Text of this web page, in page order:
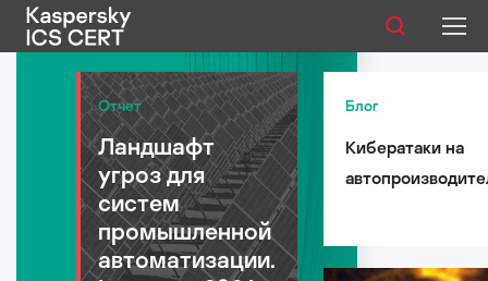
Публикации
Услуги
Уязвимости
Статистика
Отчет
Ландшафт
угроз для
систем
промышленной
автоматизации.
Блог
Кибератаки на
компании: риски